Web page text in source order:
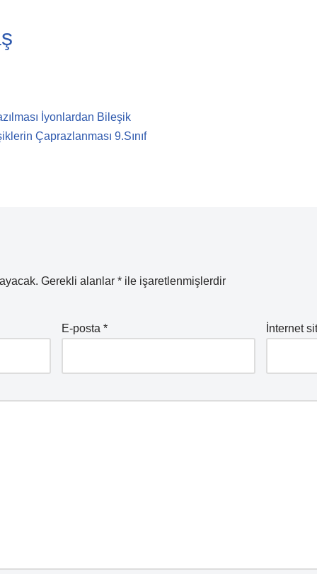
İyonlardan Bileşik
Çaprazlanması 9.Sınıf
Gerekli alanlar* ile işaretlenmişlerdir
E-posta* İnternet